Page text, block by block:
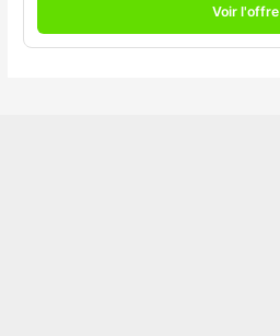
Voir l'offre